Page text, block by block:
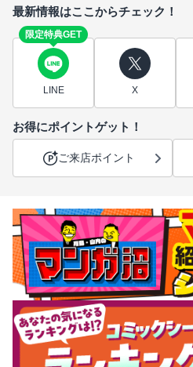
最新情報はここからチェック！
限定特典GET
LINE X
お得にポイントゲット！
ご来店ポイント